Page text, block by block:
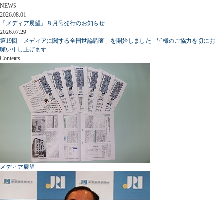
NEWS
2026.08.01
『メディア展望』８月号発行のお知らせ
2026.07.29
第19回「メディアに関する全国世論調査」を開始しました 皆様のご協力を切にお
願い申し上げます
Contents
メディア展望